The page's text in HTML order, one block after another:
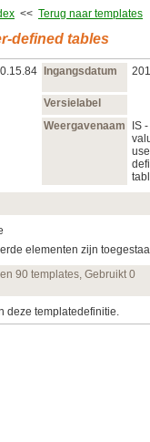
<< Terug naar templates
defined tables
Ingangsdatum
Versielabel
Weergavenaam
IS
elementen zijn
90 templates, Gebruikt 0
deze templatedefinitie.